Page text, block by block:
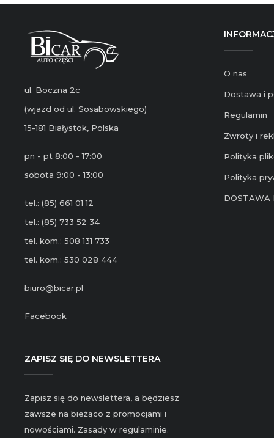
ul. Boczna 2c
(wjazd od ul. Sosabowskiego)
15-181 Białystok, Polska
pn - pt 8:00 - 17:00
sobota 9:00 - 13:00
tel.: (85) 661 01 12
tel.: (85) 733 52 34
tel. kom.: 508 131 733
tel. kom.: 530 028 444
biuro@bicar.pl
Facebook
O nas
Dostawa i
Regulamin
Zwroty i
Polityka
Polityka
DOSTAWA
ZAPISZ SIĘ DO NEWSLETTERA
Zapisz się do newslettera, a będziesz
zawsze na bieżąco z promocjami i
nowościami. Zasady w regulaminie.